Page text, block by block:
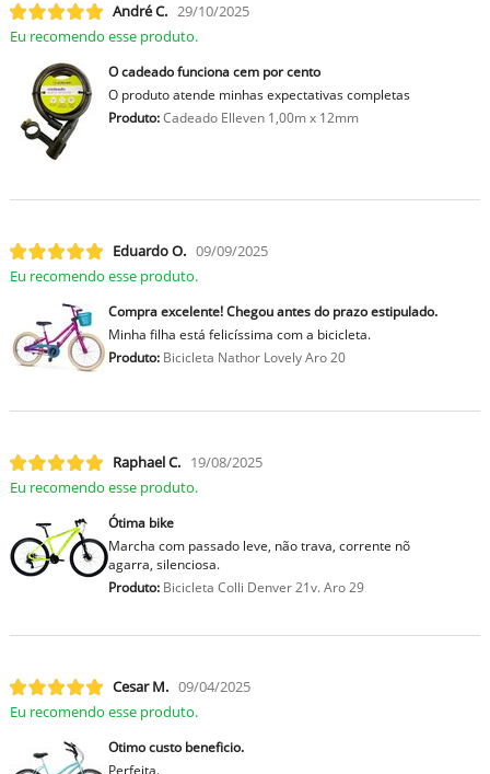
André C. 29/10/2025
Eu recomendo esse produto.
O cadeado funciona cem por cento
O produto atende minhas expectativas completas
Produto:Cadeado Elleven 1,00m x 12mm
Eduardo O. 09/09/2025
Eu recomendo esse produto.
Compra excelente! Chegou antes do prazo estipulado.
Minha filha está felicíssima com a bicicleta.
Produto:Bicicleta Nathor Lovely Aro 20
Raphael C. 19/08/2025
Eu recomendo esse produto.
Ótima bike
Marcha com passado leve, não trava, corrente nõ
agarra, silenciosa.
Produto:Bicicleta Colli Denver 21v. Aro 29
Cesar M. 09/04/2025
Eu recomendo esse produto.
Otimo custo beneficio.